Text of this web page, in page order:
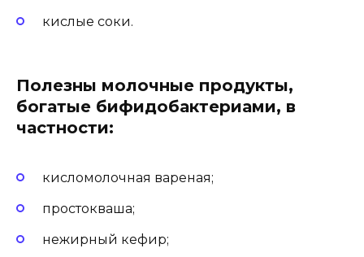
кислые соки.
Полезны молочные продукты,
богатые бифидобактериами, в
частности:
кисломолочная вареная;
простокваша;
нежирный кефир;